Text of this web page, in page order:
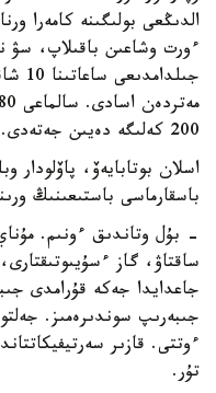
الدىڭعى بولىگىنە كامەرا
ءورت وشاعىن باقىلاپ،
200 كەلىگە دەيىن جەتەدى.
اسلان بوتابايەۆ،
باسقارماسى باستىعىنىڭ
- بۇل وتاندىق ءونىم.
ساقتاۋ، گاز
جاعدايدا جەكە قۇرامدى
جىبەرىپ سوندىرەمىز.
ءوتتى. قازىر
تۇر.